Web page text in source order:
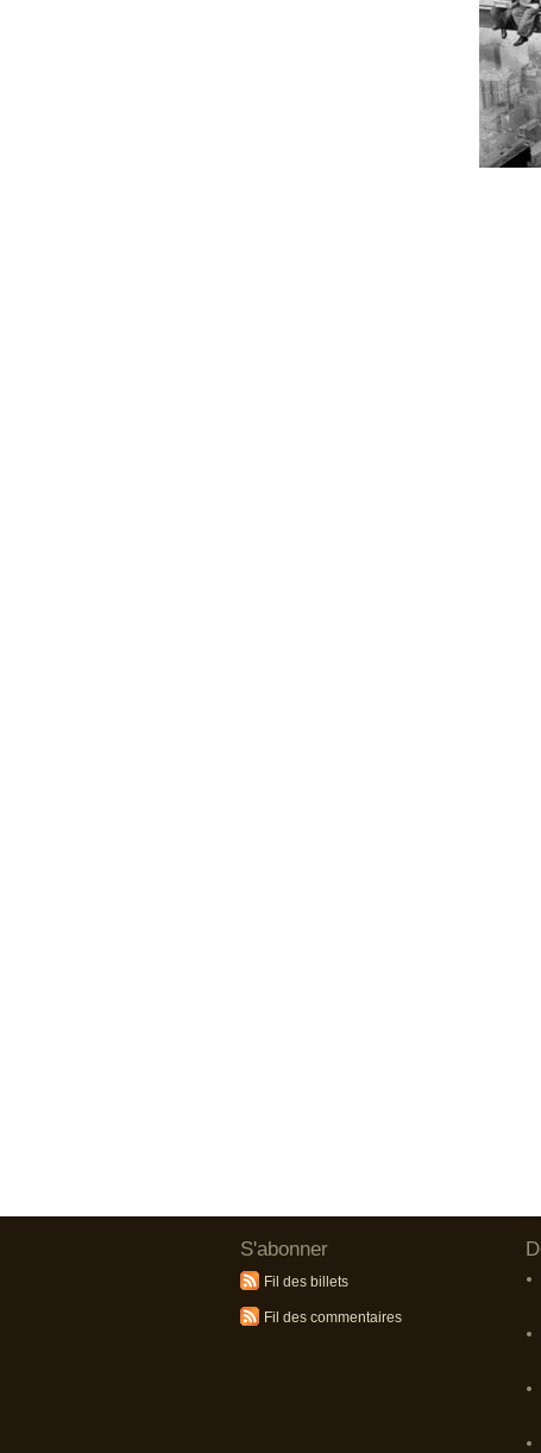
S'abonner
Fil des billets
Fil des commentaires